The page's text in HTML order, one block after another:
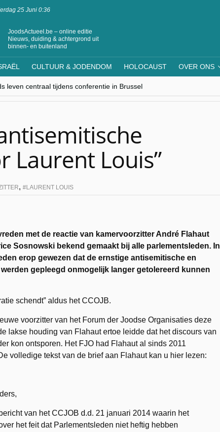
25 Juni 0:36
JoodsActueel.be – online editie
Nieuws, duiding & achtergrond uit
binnen- en buitenland
CULTUUR & JODENDOM HOLOCAUST OVER ONS
leven centraal tijdens conferentie in Brussel
Westen minderheden begrijpt”, Jinnih Beels (Vooruit)
van Oost-Europa
Laurent Louis”
, LAURENT LOUIS
met de reactie van kamervoorzitter André Flahaut
Sosnowski bekend gemaakt bij alle parlementsleden. In
erop gewezen dat de ernstige antisemitische en
gepleegd onmogelijk langer getolereerd kunnen
schendt” aldus het CCOJB.
voorzitter van het Forum der Joodse Organisaties deze
lakse houding van Flahaut ertoe leidde dat het discours van
kon ontsporen. Het FJO had Flahaut al sinds 2011
volledige tekst van de brief aan Flahaut kan u hier lezen:
van het CCJOB d.d. 21 januari 2014 waarin het
het feit dat Parlementsleden niet heftig hebben